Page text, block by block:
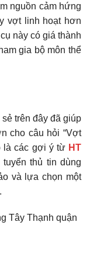
nguồn cảm hứng
vợt linh hoạt hơn
này có giá thành
gia bộ môn thể
trên đây đã giúp
cho câu hỏi “Vợt
là các gợi ý từ HT
thủ tin dùng
và lựa chọn một
Tây Thạnh quận